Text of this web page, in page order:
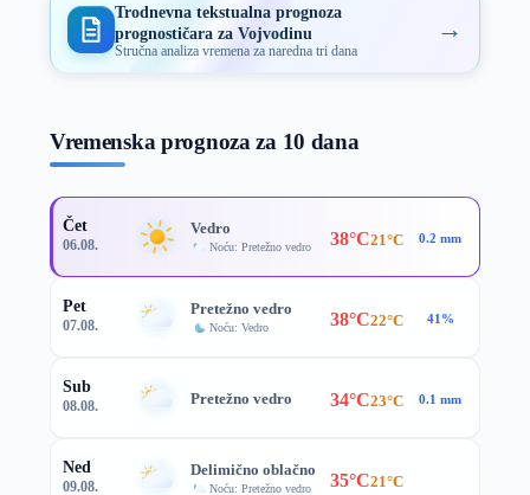
Trodnevna tekstualna prognoza
prognostičara za Vojvodinu
Stručna analiza vremena za naredna tri dana
→
Vremenska prognoza za 10 dana
Čet
06.08.
Vedro
Noću: Pretežno vedro 38°C21°C 0.2 mm
Pet
07.08.
Pretežno vedro
Noću: Vedro 38°C22°C 41%
Sub
08.08. Pretežno vedro 34°C23°C 0.1 mm
Ned
09.08.
Delimično oblačno
Noću: Pretežno vedro 35°C21°C